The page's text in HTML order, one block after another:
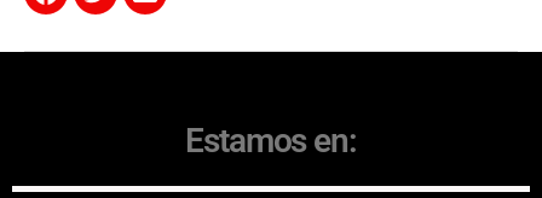
Estamos en: